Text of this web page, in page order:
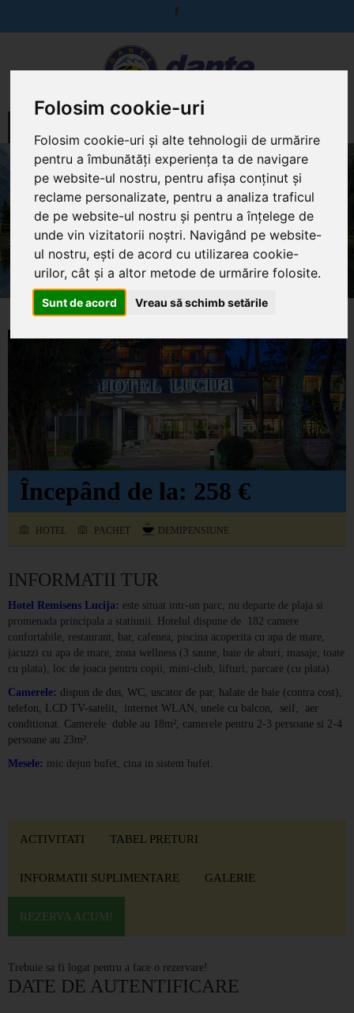
Folosim cookie-uri
Folosim cookie-uri și alte tehnologii de urmărire
pentru a îmbunătăți experiența ta de navigare
pe website-ul nostru, pentru afișa conținut și
reclame personalizate, pentru a analiza traficul
de pe website-ul nostru și pentru a înțelege de
unde vin vizitatorii noștri. Navigând pe website-
ul nostru, ești de acord cu utilizarea cookie-
urilor, cât și a altor metode de urmărire folosite.
Sunt de acord Vreau să schimb setările
MENIU
REMISENS HOTEL LUCIJA***
SLOVENIA
PORTOROŽ
Home Plaje 2020 Remisens Hotel Lucija***
Începând de la: 258 €
HOTEL PACHET DEMIPENSIUNE
INFORMATII TUR
Hotel Remisens Lucija: este situat intr-un parc, nu departe de plaja si
promenada principala a statiunii. Hotelul dispune de 182 camere
confortabile, restaurant, bar, cafenea, piscina acoperita cu apa de mare,
jacuzzi cu apa de mare, zona wellness (3 saune, baie de aburi, masaje, toate
cu plata), loc de joaca pentru copii, mini-club, lifturi, parcare (cu plata).
Camerele: dispun de dus, WC, uscator de par, halate de baie (contra cost),
telefon, LCD TV-satelit, internet WLAN, unele cu balcon, seif, aer
conditionat. Camerele duble au 18m², camerele pentru 2-3 persoane si 2-4
persoane au 23m².
Mesele: mic dejun bufet, cina in sistem bufet.
ACTIVITATI TABEL PRETURI
INFORMATII SUPLIMENTARE GALERIE
REZERVA ACUM!
Trebuie sa fi logat pentru a face o rezervare!
DATE DE AUTENTIFICARE